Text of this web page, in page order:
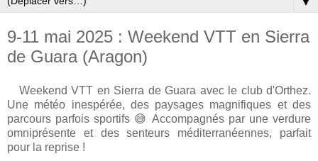
▼
9-11 mai 2025 : Weekend VTT en Sierra
de Guara (Aragon)
Weekend VTT en Sierra de Guara avec le club d'Orthez.
Une météo inespérée, des paysages magnifiques et des
parcours parfois sportifs 😅 Accompagnés par une verdure
omniprésente et des senteurs méditerranéennes, parfait
pour la reprise !